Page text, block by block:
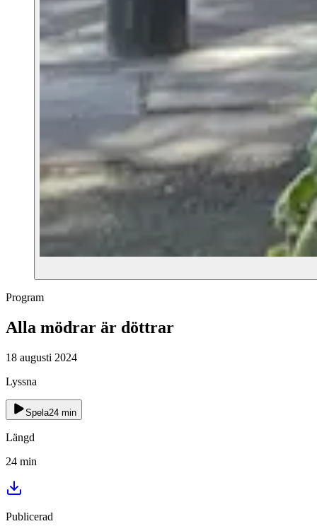
Program
Alla mödrar är döttrar
18 augusti 2024
Lyssna
Spela24 min
Längd
24 min
Publicerad